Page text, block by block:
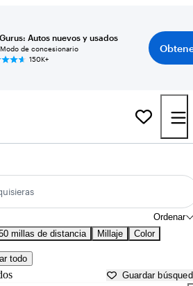
Autos nuevos y usados
de concesionario
150K+
Ordenar
millas de distancia Millaje Color
todo
Guardar